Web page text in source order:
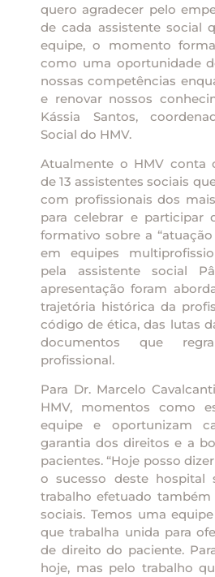
quero agradecer pelo
de cada assistente social
equipe, o momento
como uma oportunidade
nossas competências
e renovar nossos
Kássia Santos,
Social do HMV.
Atualmente o HMV conta
de 13 assistentes sociais
com profissionais dos
para celebrar e participar
formativo sobre a
em equipes
pela assistente social
apresentação foram
trajetória histórica da
código de ética, das lutas
documentos que
profissional.
Para Dr. Marcelo
HMV, momentos como
equipe e oportunizam
garantia dos direitos e a
pacientes. “Hoje posso
o sucesso deste hospital
trabalho efetuado também
sociais. Temos uma
que trabalha unida para
de direito do paciente.
hoje, mas pelo trabalho